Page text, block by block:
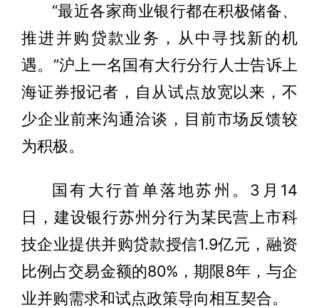
“最近各家商业银行都在积极储备、
推进并购贷款业务，从中寻找新的机
遇。”沪上一名国有大行分行人士告诉上
海证券报记者，自从试点放宽以来，不
少企业前来沟通洽谈，目前市场反馈较
为积极。
国有大行首单落地苏州。3月14
日，建设银行苏州分行为某民营上市科
技企业提供并购贷款授信1.9亿元，融资
比例占交易金额的80%，期限8年，与企
业并购需求和试点政策导向相互契合。